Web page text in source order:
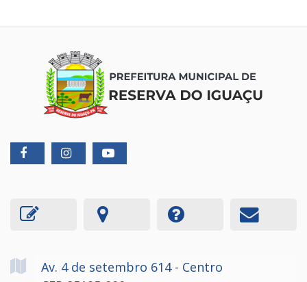
Av. 4 de setembro 614 - Centro